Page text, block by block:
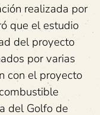
realizada por
que el estudio
del proyecto
por varias
con el proyecto
del Golfo de